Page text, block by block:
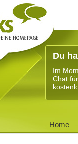
Du
Im
Chat
Home